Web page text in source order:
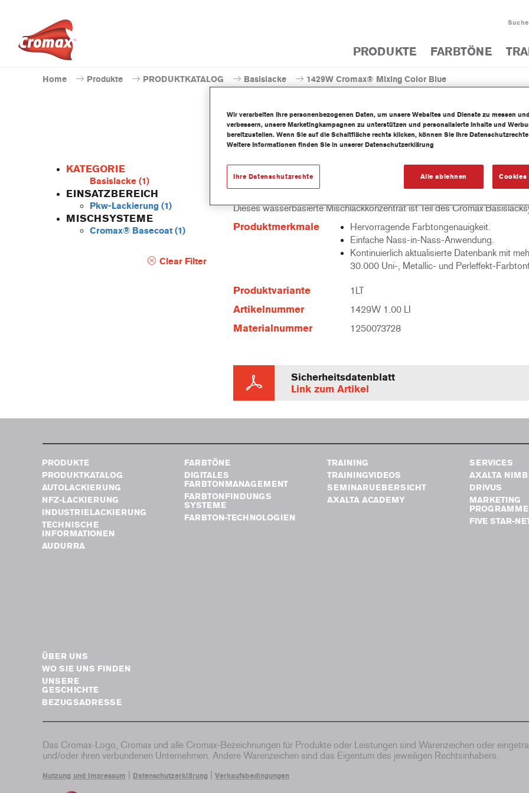
Suche
PRODUKTE FARBTÖNE
Home Produkte PRODUKTKATALOG Basislacke 1429W Cromax® Mixing Color Blue
KATEGORIE
Basislacke (1)
EINSATZBEREICH
Pkw-Lackierung (1)
MISCHSYSTEME
Cromax® Basecoat (1)
Clear Filter
1429W Cromax®
Dieses wasserbasierte Mischlackkonzentrat ist Teil des Cromax
Produktmerkmale
Hervorragende Farbtongenauigkeit.
Einfache Nass-in-Nass-Anwendung.
Kontinuierlich aktualisierte Datenbank mit
30.000 Uni-, Metallic- und Perleffekt-
Produktvariante 1LT
Artikelnummer 1429W 1.00 LI
Materialnummer 1250073728
Sicherheitsdatenblatt
Link zum Artikel
PRODUKTE
PRODUKTKATALOG
AUTOLACKIERUNG
NFZ-LACKIERUNG
INDUSTRIELACKIERUNG
TECHNISCHE
INFORMATIONEN
AUDURRA
FARBTÖNE
DIGITALES
FARBTONMANAGEMENT
FARBTONFINDUNGS
SYSTEME
FARBTON-TECHNOLOGIEN
TRAINING
TRAININGVIDEOS
SEMINARUEBERSICHT
AXALTA ACADEMY
SERVICES
AXALTA
DRIVUS
MARKETING
FIVE STAR-
ÜBER UNS
WO SIE UNS FINDEN
UNSERE
GESCHICHTE
BEZUGSADRESSE
Das Cromax-Logo, Cromax und alle Cromax-Bezeichnungen für Produkte oder Leistungen sind Warenzeichen oder
und/oder ihren verbundenen Unternehmen. Andere Warenzeichen sind das Eigentum des jeweiligen Rechtsinhabers.
Nutzung und Impressum Datenschutzerklärung Verkaufsbedingungen
Wir verarbeiten Ihre personenbezogenen Daten, um unsere Websites und Dienste zu messen
verbessern, unsere Marketingkampagnen zu unterstützen und personalisierte Inhalte und
bereitzustellen. Wenn Sie auf die Schaltfläche rechts klicken, können Sie Ihre
Weitere Informationen finden Sie in unserer Datenschutzerklärung
Alle ablehnen Cookies
Ihre Datenschutzrechte